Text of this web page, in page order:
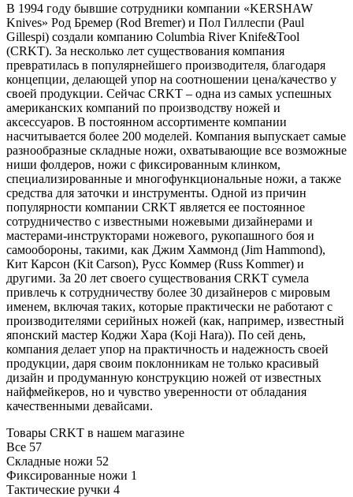
В 1994 году бывшие сотрудники компании «KERSHAW
Knives» Род Бремер (Rod Bremer) и Пол Гиллеспи (Paul
Gillespi) создали компанию Columbia River Knife&Tool
(CRKT). За несколько лет существования компания
превратилась в популярнейшего производителя, благодаря
концепции, делающей упор на соотношении цена/качество у
своей продукции. Сейчас CRKT – одна из самых успешных
американских компаний по производству ножей и
аксессуаров. В постоянном ассортименте компании
насчитывается более 200 моделей. Компания выпускает самые
разнообразные складные ножи, охватывающие все возможные
ниши фолдеров, ножи с фиксированным клинком,
специализированные и многофункциональные ножи, а также
средства для заточки и инструменты. Одной из причин
популярности компании CRKT является ее постоянное
сотрудничество с известными ножевыми дизайнерами и
мастерами-инструкторами ножевого, рукопашного боя и
самообороны, такими, как Джим Хаммонд (Jim Hammond),
Кит Карсон (Kit Carson), Русс Коммер (Russ Kommer) и
другими. За 20 лет своего существования CRKT сумела
привлечь к сотрудничеству более 30 дизайнеров с мировым
именем, включая таких, которые практически не работают с
производителями серийных ножей (как, например, известный
японский мастер Коджи Хара (Koji Hara)). По сей день,
компания делает упор на практичность и надежность своей
продукции, даря своим поклонникам не только красивый
дизайн и продуманную конструкцию ножей от известных
найфмейкеров, но и чувство уверенности от обладания
качественными девайсами.
Товары CRKT в нашем магазине
Все 57
Складные ножи 52
Фиксированные ножи 1
Тактические ручки 4